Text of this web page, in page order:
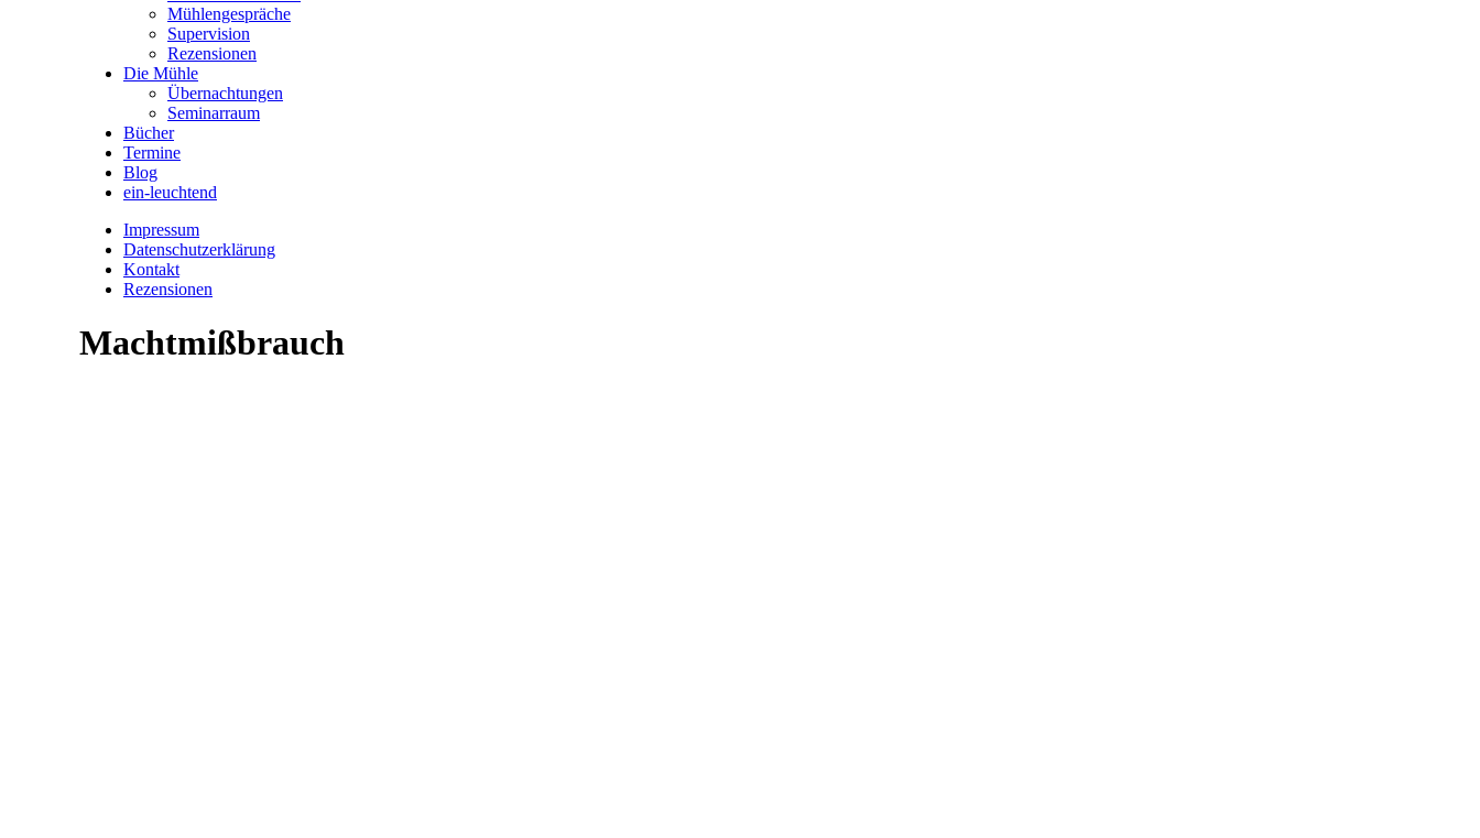
Mühlengespräche
Supervision
Rezensionen
Die Mühle
Übernachtungen
Seminarraum
Bücher
Termine
Blog
ein-leuchtend
Impressum
Datenschutzerklärung
Kontakt
Rezensionen
Machtmißbrauch